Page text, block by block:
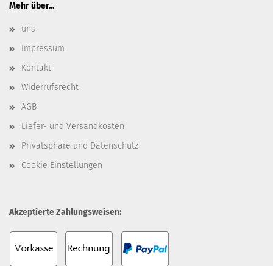
Mehr über...
uns
Impressum
Kontakt
Widerrufsrecht
AGB
Liefer- und Versandkosten
Privatsphäre und Datenschutz
Cookie Einstellungen
Akzeptierte Zahlungsweisen: